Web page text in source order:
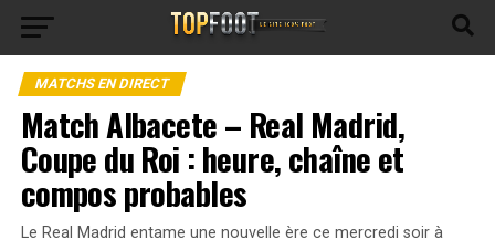
MATCHS EN DIRECT
Match Albacete – Real Madrid,
Coupe du Roi : heure, chaîne et
compos probables
Le Real Madrid entame une nouvelle ère ce mercredi soir à